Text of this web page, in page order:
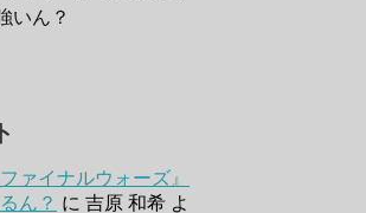
いん？
ァイナルウォーズ』
ん？ に 吉原 和希 よ